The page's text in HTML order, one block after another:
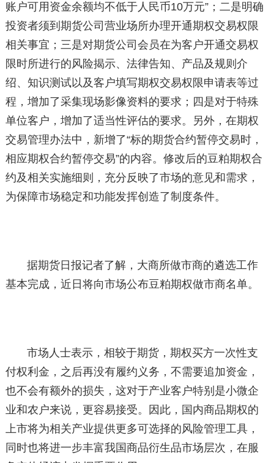
账户可用资金余额均不低于人民币10万元”；二是明确
投资者须到期货公司营业场所办理开通期权交易权限
相关事宜；三是对期货公司会员在为客户开通交易权
限时所进行的风险揭示、法律告知、产品及规则介
绍、知识测试以及客户填写期权交易权限申请表等过
程，增加了采集现场影像资料的要求；四是对于特殊
单位客户，增加了适当性评估的要求。另外，在期权
交易管理办法中，新增了“标的期货合约暂停交易时，
相应期权合约暂停交易”的内容。修改后的豆粕期权合
约及相关实施细则，充分反映了市场的意见和需求，
为保障市场稳定和功能发挥创造了制度条件。
据期货日报记者了解，大商所做市商的遴选工作
基本完成，近日将向市场公布豆粕期权做市商名单。
市场人士表示，相较于期货，期权买方一次性支
付权利金，之后再没有履约义务，不需要追加资金，
也不会有额外的损失，这对于产业客户特别是小微企
业和农户来说，更容易接受。因此，国内商品期权的
上市将为相关产业提供更多可选择的风险管理工具，
同时也将进一步丰富我国商品衍生品市场层次，在服